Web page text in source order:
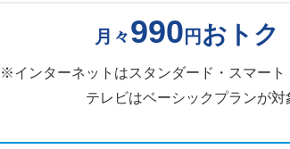
月々990 円 おトク
※インターネットはスタンダード・スマート
テレビはベーシックプランが対